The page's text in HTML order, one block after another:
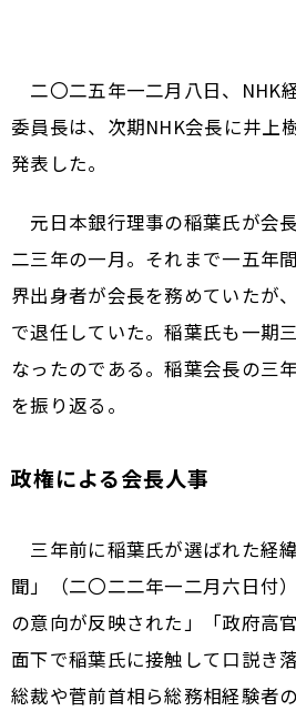
二〇二五年一二月八日、NHK
委員長は、次期NHK会長に井上
発表した。
元日本銀行理事の稲葉氏が会
二三年の一月。それまで一五年
界出身者が会長を務めていたが
で退任していた。稲葉氏も一期
なったのである。稲葉会長の三
を振り返る。
政権による会長人事
三年前に稲葉氏が選ばれた経
聞」（二〇二二年一二月六日付
の意向が反映された」「政府高
面下で稲葉氏に接触して口説き
総裁や菅前首相ら総務相経験者